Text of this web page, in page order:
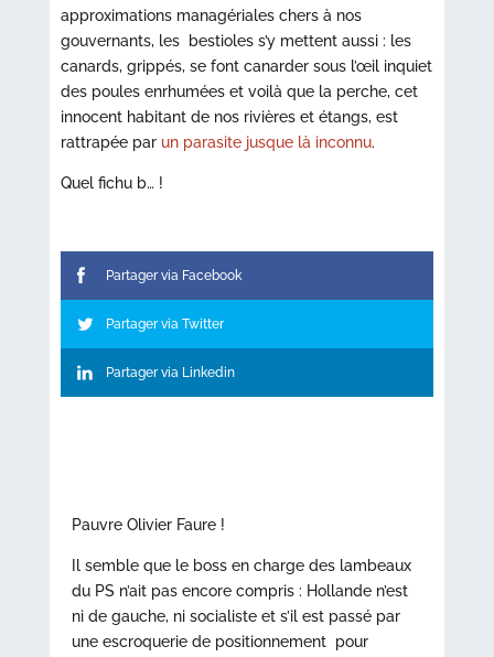
approximations managériales chers à nos
gouvernants, les bestioles s’y mettent aussi : les
canards, grippés, se font canarder sous l’œil inquiet
des poules enrhumées et voilà que la perche, cet
innocent habitant de nos rivières et étangs, est
rattrapée par un parasite jusque là inconnu.
Quel fichu b… !
Partager via Facebook
Partager via Twitter
Partager via Linkedin
Pauvre Olivier Faure !
Il semble que le boss en charge des lambeaux
du PS n’ait pas encore compris : Hollande n’est
ni de gauche, ni socialiste et s’il est passé par
une escroquerie de positionnement pour